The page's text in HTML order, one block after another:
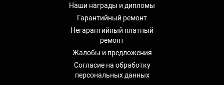
Наши награды и дипломы
Гарантийный ремонт
Негарантийный платный
ремонт
Жалобы и предложения
Согласие на обработку
персональных данных